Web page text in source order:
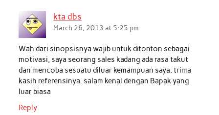
o
o
k
A
p
n
kta dbs
March 26, 2013 at 5:25 pm
Wah dari sinopsisnya wajib untuk ditonton sebagai
motivasi, saya seorang sales kadang ada rasa takut
dan mencoba sesuatu diluar kemampuan saya. trima
kasih referensinya. salam kenal dengan Bapak yang
luar biasa
Reply